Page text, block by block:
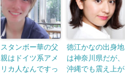
スタンボー華の父
親はドイツ系アメ
リカ人なんですっ
徳江かなの出身地
は神奈川県だが、
沖縄でも震え上が